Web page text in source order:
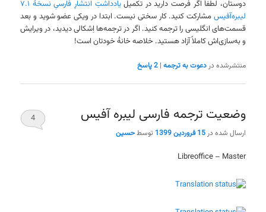
دوستان، لطفاً اگر فرصت دارید در تکمیل
یادداشتِ انتشارِ فارسیِ نسخهٔ ۷.۱
لیبره‌آفیس مشارکت کنید. کار سختی نیست. ابتدا در ویکی عضو شوید و بعد
قسمت‌های انگلیسی را ترجمه کنید. اگر در ترجمه‌ها اِشکالی دیدید، در ویرایش
و به‌سازی‌اش کاملاً آزاد هستید. خلاصه خانهٔ خودتان است!
منتشرشده در دعوت به ترجمه |
2پاسخ
وضعیت ترجمه فارسی لیبره آفیس
ارسال شده در15 فروردین 1399 توسطحسین
4
Libreoffice – Master